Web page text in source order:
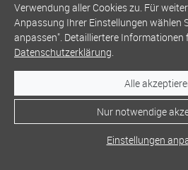
Verwendung aller Cookies zu. Für
Anpassung Ihrer Einstellungen wählen
anpassen". Detailliertere Informationen
Datenschutzerklärung.
Alle
Nur notwendige
Einstellungen